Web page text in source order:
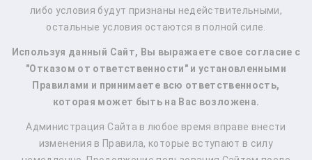
либо условия будут признаны недействительными,
остальные условия остаются в полной силе.
Используя данный Сайт, Вы выражаете свое согласие с
"Отказом от ответственности" и установленными
Правилами и принимаете всю ответственность,
которая может быть на Вас возложена.
Администрация Сайта в любое время вправе внести
изменения в Правила, которые вступают в силу